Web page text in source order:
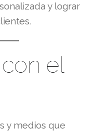
y lograr
el
y medios que